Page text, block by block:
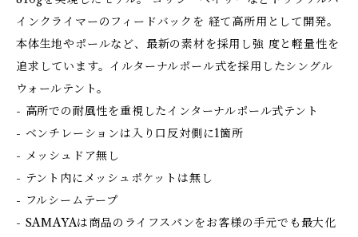
インクライマーのフィードバックを 経て高所用として開発。
本体生地やポールなど、最新の素材を採用し強 度と軽量性を
追求しています。イルターナルポール式を採用したシングル
ウォールテント。
- 高所での耐風性を重視したインターナルポール式テント
- ベンチレーションは入り口反対側に1箇所
- メッシュドア無し
- テント内にメッシュポケットは無し
- フルシームテープ
- SAMAYAは商品のライフスパンをお客様の手元でも最大化